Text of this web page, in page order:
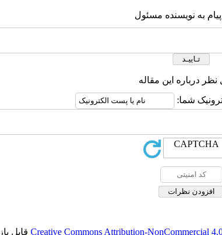
به نویسنده مسئول
نظر درباره این مقاله
شما:
Creative Commons Attribution-NonCommercial قابل